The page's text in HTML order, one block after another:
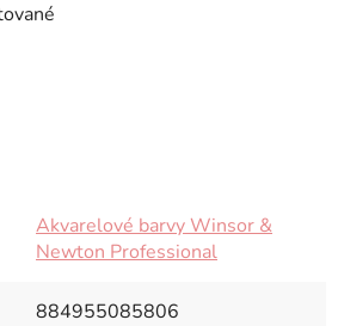
Akvarelové barvy Winsor &
Newton Professional
884955085806